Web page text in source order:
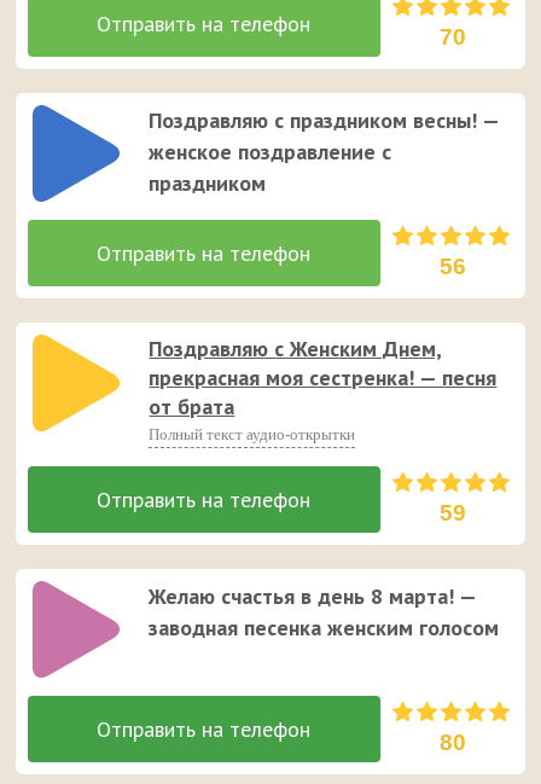
70
Поздравляю с праздником весны! —
женское поздравление с
праздником
56
Поздравляю с Женским Днем,
прекрасная моя сестренка! — песня
от брата
Полный текст аудио-открытки
59
Желаю счастья в день 8 марта! —
заводная песенка женским голосом
80